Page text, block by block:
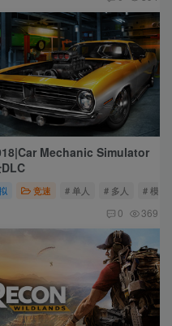
Mechanic Simulator
竞速 # 单人 # 多人 # 模拟
0 369